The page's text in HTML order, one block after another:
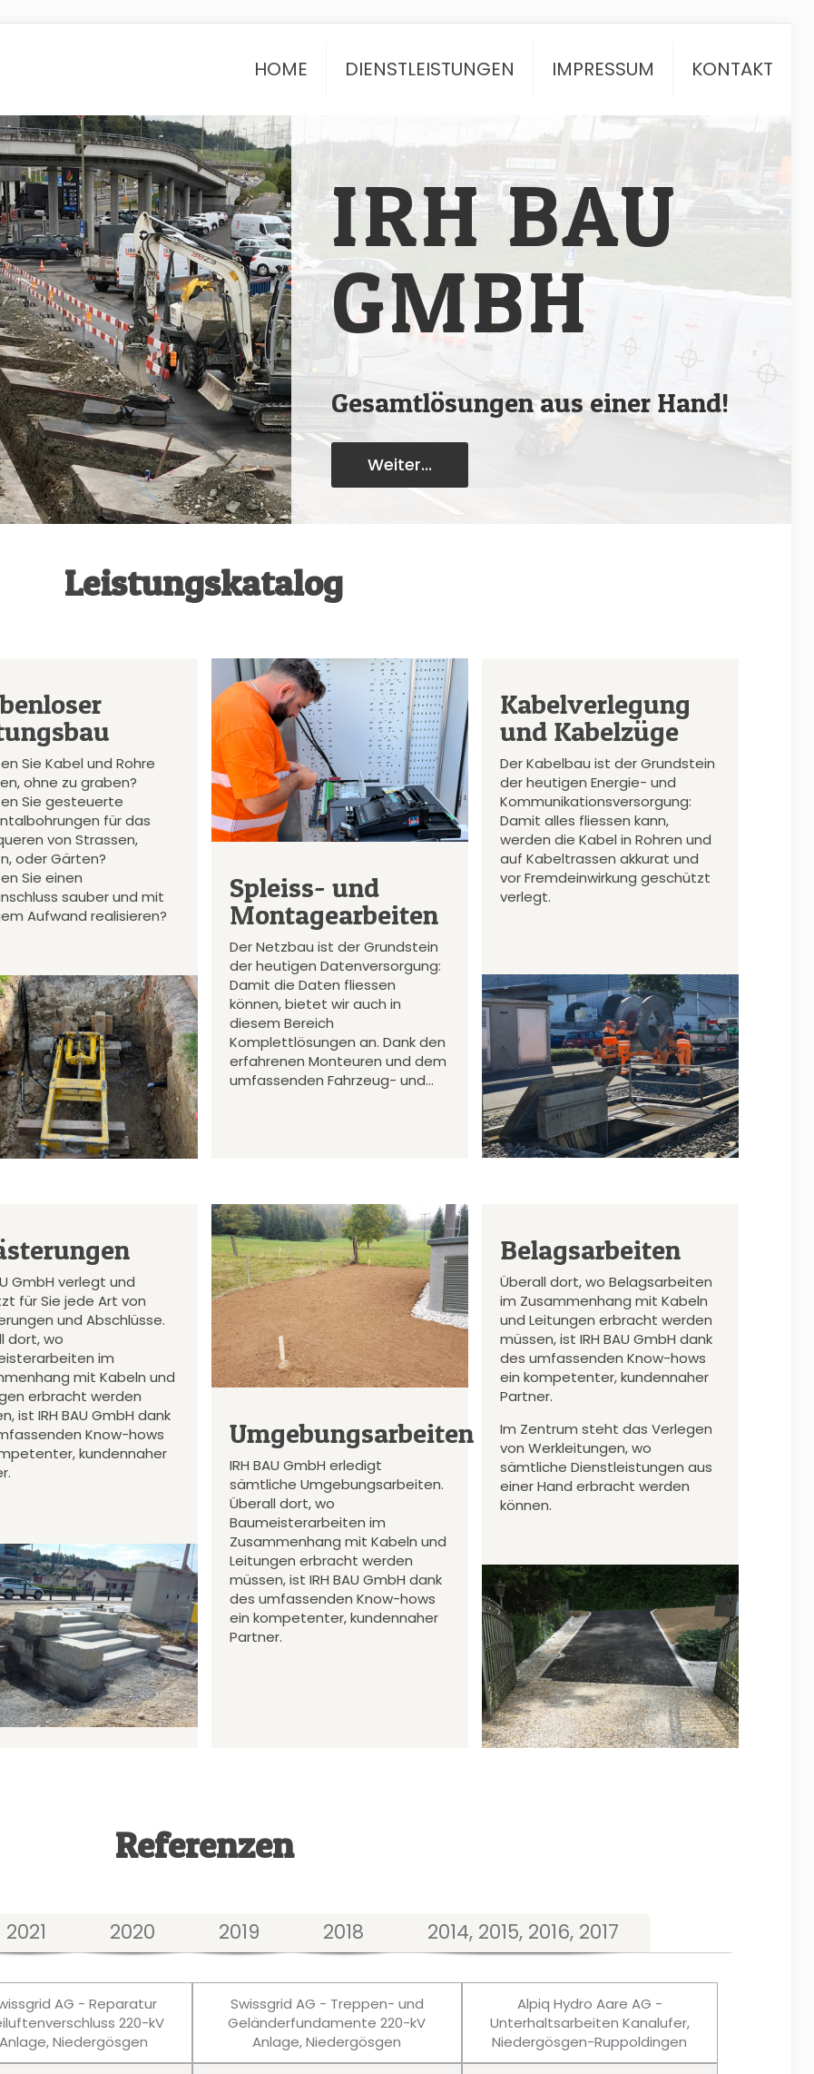
HOME DIENSTLEISTUNGEN IMPRESSUM KONTAKT
IRH BAU
GMBH
Gesamtlösungen aus einer Hand!
Weiter...
Leistungskatalog
Sie Kabel und Rohre
ohne zu graben?
Sie gesteuerte
für das
von Strassen,
oder Gärten?
Sie einen
sauber und mit
Aufwand realisieren?
Spleiss- und
Montagearbeiten
Der Netzbau ist der Grundstein
der heutigen Datenversorgung:
Damit die Daten fliessen
können, bietet wir auch in
diesem Bereich
Komplettlösungen an. Dank den
erfahrenen Monteuren und dem
umfassenden Fahrzeug- und…
Kabelverlegung
und Kabelzüge
Der Kabelbau ist der Grundstein
der heutigen Energie- und
Kommunikationsversorgung:
Damit alles fliessen kann,
werden die Kabel in Rohren und
auf Kabeltrassen akkurat und
vor Fremdeinwirkung geschützt
verlegt.
GmbH verlegt und
für Sie jede Art von
und Abschlüsse.
dort, wo
im
mit Kabeln und
erbracht werden
ist IRH BAU GmbH dank
Know-hows
kundennaher
Umgebungsarbeiten
IRH BAU GmbH erledigt
sämtliche Umgebungsarbeiten.
Überall dort, wo
Baumeisterarbeiten im
Zusammenhang mit Kabeln und
Leitungen erbracht werden
müssen, ist IRH BAU GmbH dank
des umfassenden Know-hows
ein kompetenter, kundennaher
Partner.
Belagsarbeiten
Überall dort, wo Belagsarbeiten
im Zusammenhang mit Kabeln
und Leitungen erbracht werden
müssen, ist IRH BAU GmbH dank
des umfassenden Know-hows
ein kompetenter, kundennaher
Partner.
Im Zentrum steht das Verlegen
von Werkleitungen, wo
sämtliche Dienstleistungen aus
einer Hand erbracht werden
können.
Referenzen
2021 2020 2019 2018 2014, 2015, 2016, 2017
AG - Reparatur
220-kV
Anlage, Niedergösgen
Swissgrid AG - Treppen- und
Geländerfundamente 220-kV
Anlage, Niedergösgen
Alpiq Hydro Aare AG -
Unterhaltsarbeiten Kanalufer,
Niedergösgen-Ruppoldingen